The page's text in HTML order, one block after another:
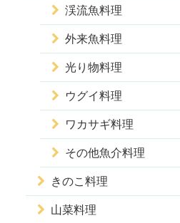
渓流魚料理
外来魚料理
光り物料理
ウグイ料理
ワカサギ料理
その他魚介料理
きのこ料理
山菜料理